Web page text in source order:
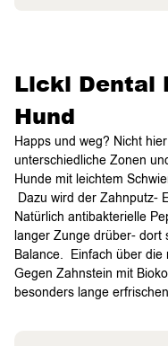
Licki Dental
Hund
Happs und weg? Nicht
unterschiedliche Zonen
Hunde mit leichtem
Dazu wird der Zahnputz-
Natürlich antibakterielle
langer Zunge drüber- dort
Balance. Einfach über die
Gegen Zahnstein mit
besonders lange